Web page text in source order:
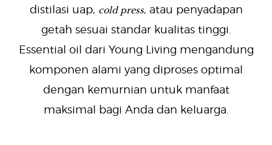
distilasi uap, cold press, atau penyadapan
getah sesuai standar kualitas tinggi.
Essential oil dari Young Living mengandung
komponen alami yang diproses optimal
dengan kemurnian untuk manfaat
maksimal bagi Anda dan keluarga.